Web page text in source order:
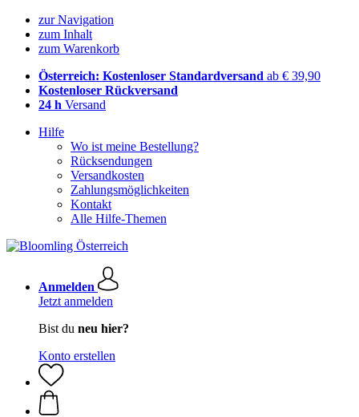
zur Navigation
zum Inhalt
zum Warenkorb
Österreich: Kostenloser Standardversand ab € 39,90
Kostenloser Rückversand
24 h Versand
Hilfe
Wo ist meine Bestellung?
Rücksendungen
Versandkosten
Zahlungsmöglichkeiten
Kontakt
Alle Hilfe-Themen
Anmelden
Jetzt anmelden
Bist du neu hier?
Konto erstellen